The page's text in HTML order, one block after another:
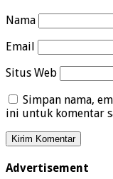
Nama
Email
Situs Web
Simpan nama,
ini untuk komentar
Advertisement